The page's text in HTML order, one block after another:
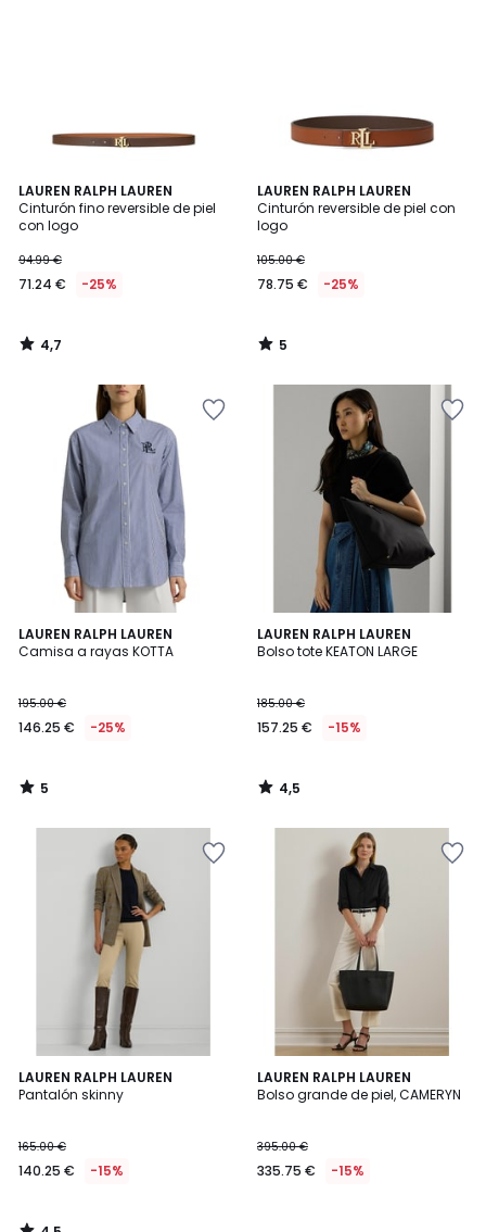
LAUREN RALPH LAUREN
Cinturón fino reversible de piel
con logo
94.99 €
71.24 € -25%
4,7
/ 5
4,7
/
LAUREN RALPH LAUREN
Cinturón reversible de piel con
logo
105.00 €
78.75 € -25%
5
/
5
5
/
LAUREN RALPH LAUREN
Camisa a rayas KOTTA
195.00 €
146.25 € -25%
5
/
5
/
LAUREN RALPH LAUREN
Bolso tote KEATON LARGE
185.00 €
157.25 € -15%
4,5
/ 5
4,5
/
LAUREN RALPH LAUREN
Pantalón skinny
165.00 €
140.25 € -15%
4,5
/ 5
LAUREN RALPH LAUREN
Bolso grande de piel, CAMERYN
395.00 €
335.75 € -15%